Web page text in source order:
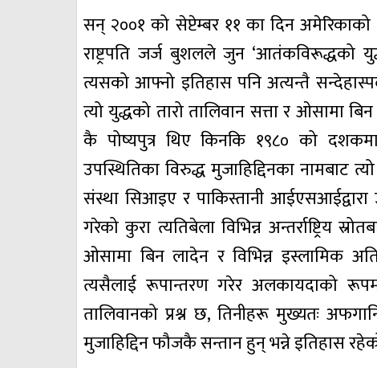
सन् २००१ को सेप्टेम्बर ११ का दिन अमेरिकाको
राष्ट्रपति जर्ज बुशलले जुन ‘आतंकविरूद्धको
त्यसको आफ्नो इतिहास पनि अत्यन्तै
त्यो युद्धको तारो तालिवान सत्ता र ओसामा
कै पोष्यपुत्र थिए किनकि १९८० को
उपस्थितिका विरुद्ध मुजाहिद्दिनका नामबाट
संस्था सिआइए र पाकिस्तानी आईएसआईद्वारा
गरेको कुरा त्यतिबेला विभिन्न अन्तर्राष्ट्रिय
ओसामा बिन लादेन र विभिन्न इस्लामिक
त्यसैलाई रूपान्तरण गरेर अलकायदाको
तालिवानको प्रश्न छ, तिनीहरू मुख्यतः
मुजाहिद्दिन फौजकै सन्तान हुन् भन्ने इतिहास